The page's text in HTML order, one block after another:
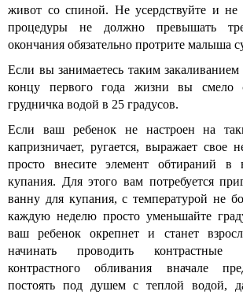
живот со спиной. Не усердствуйте и не
процедуры не должно превышать
окончания обязательно протрите малыша
Если вы занимаетесь таким закаливанием
концу первого года жизни вы смело
грудничка водой в 25 градусов.
Если ваш ребенок не настроен на
капризничает, ругается, выражает свое
просто внесите элемент обтираний в
купания. Для этого вам потребуется
ванну для купания, с температурой не
каждую неделю просто уменьшайте
ваш ребенок окрепнет и станет
начинать проводить контрастные
контрастного обливания вначале
постоять под душем с теплой водой,